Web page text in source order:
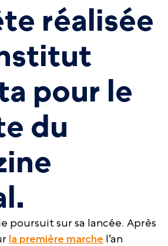
réalisée
pour le
du
poursuit sur sa lancée. Après
la première marche l’an